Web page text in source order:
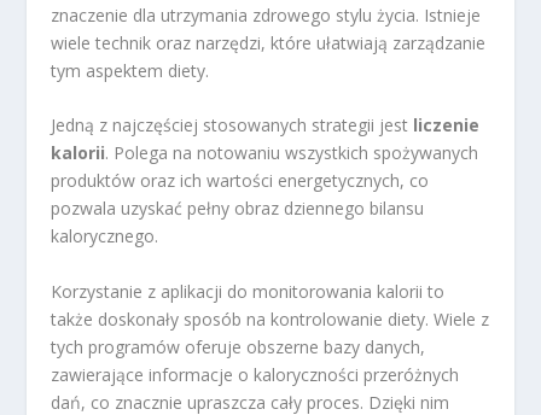
znaczenie dla utrzymania zdrowego stylu życia. Istnieje
wiele technik oraz narzędzi, które ułatwiają zarządzanie
tym aspektem diety.
Jedną z najczęściej stosowanych strategii jest liczenie
kalorii. Polega na notowaniu wszystkich spożywanych
produktów oraz ich wartości energetycznych, co
pozwala uzyskać pełny obraz dziennego bilansu
kalorycznego.
Korzystanie z aplikacji do monitorowania kalorii to
także doskonały sposób na kontrolowanie diety. Wiele z
tych programów oferuje obszerne bazy danych,
zawierające informacje o kaloryczności przeróżnych
dań, co znacznie upraszcza cały proces. Dzięki nim